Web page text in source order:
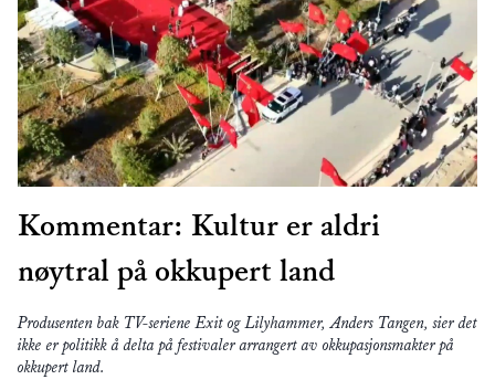
Kommentar: Kultur er aldri
nøytral på okkupert land
Produsenten bak TV-seriene Exit og Lilyhammer, Anders Tangen, sier det
ikke er politikk å delta på festivaler arrangert av okkupasjonsmakter på
okkupert land.